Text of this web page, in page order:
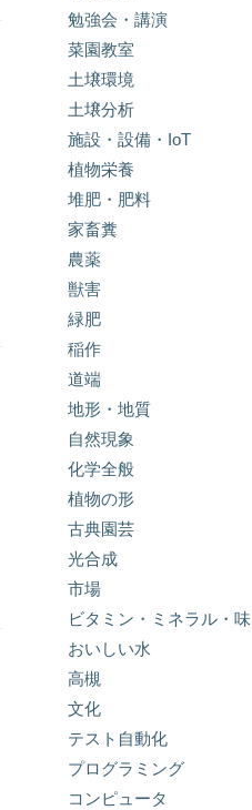
勉強会・講演
菜園教室
土壌環境
土壌分析
施設・設備・IoT
植物栄養
堆肥・肥料
家畜糞
農薬
獣害
緑肥
稲作
道端
地形・地質
自然現象
化学全般
植物の形
古典園芸
光合成
市場
ビタミン・ミネラル・味
おいしい水
高槻
文化
テスト自動化
プログラミング
コンピュータ